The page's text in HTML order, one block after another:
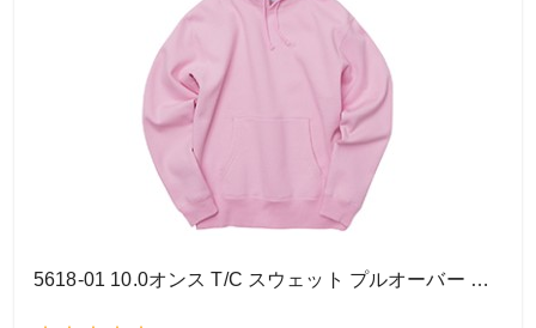
5618-01 10.0オンス T/C スウェット プルオーバー パーカ